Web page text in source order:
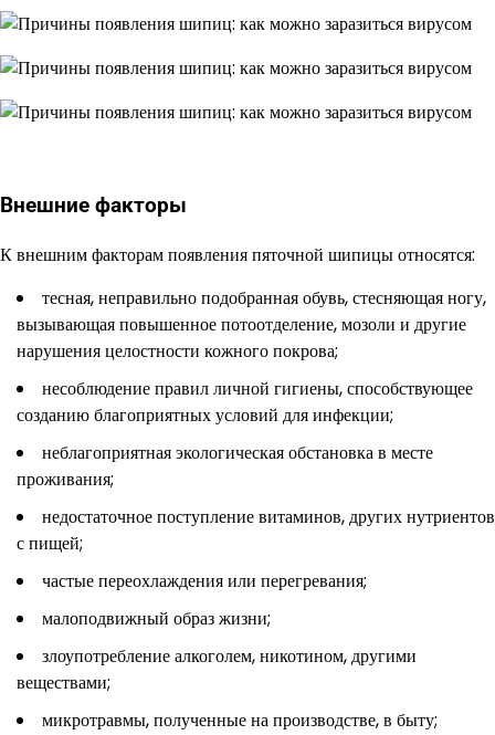
Внешние факторы
К внешним факторам появления пяточной шипицы относятся:
тесная, неправильно подобранная обувь, стесняющая ногу,
вызывающая повышенное потоотделение, мозоли и другие
нарушения целостности кожного покрова;
несоблюдение правил личной гигиены, способствующее
созданию благоприятных условий для инфекции;
неблагоприятная экологическая обстановка в месте
проживания;
недостаточное поступление витаминов, других нутриентов
с пищей;
частые переохлаждения или перегревания;
малоподвижный образ жизни;
злоупотребление алкоголем, никотином, другими
веществами;
микротравмы, полученные на производстве, в быту;